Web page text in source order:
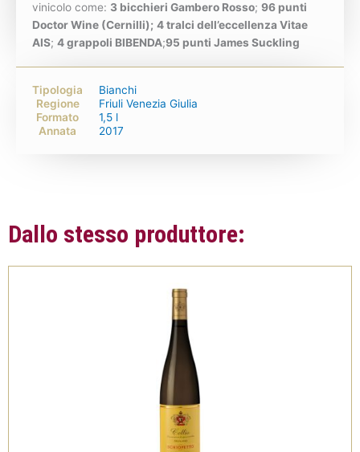
vinicolo come: 3 bicchieri Gambero Rosso; 96 punti
Doctor Wine (Cernilli); 4 tralci dell’eccellenza Vitae
AIS; 4 grappoli BIBENDA;95 punti James Suckling
Tipologia
Bianchi
Regione
Friuli Venezia Giulia
Formato
1,5 l
Annata
2017
Dallo stesso produttore: